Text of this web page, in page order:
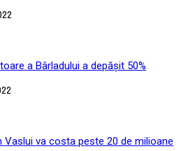
a Bârladului a depășit 50%
Vaslui va costa peste 20 de milioane